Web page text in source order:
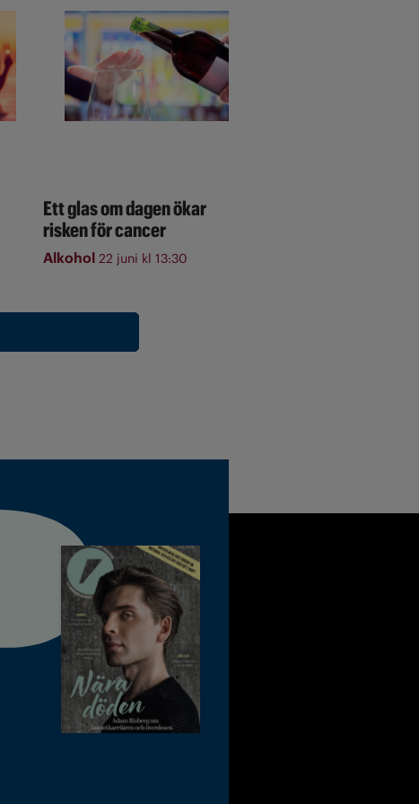
Ett glas om dagen ökar
risken för cancer
Alkohol 22 juni kl 13:30